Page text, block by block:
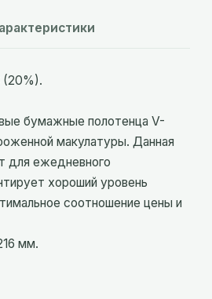
(20%).
бумажные полотенца V-
макулатуры. Данная
для ежедневного
хороший уровень
соотношение цены и
мм.